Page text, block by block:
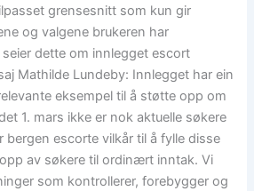
grensesnitt som kun gir
og valgene brukeren har
dette om innlegget escort
Mathilde Lundeby: Innlegget har ein
eksempel til å støtte opp om
1. mars ikke er nok aktuelle søkere
bergen escorte vilkår til å fylle disse
av søkere til ordinært inntak. Vi
som kontrollerer, forebygger og